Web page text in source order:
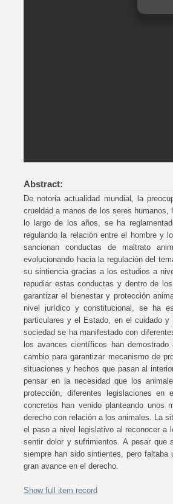
Abstract:
De notoria actualidad mundial, la
crueldad a manos de los seres
lo largo de los años, se ha
regulando la relación entre el hombre y
sancionan conductas de maltrato
evolucionando hacia la regulación del
su sintiencia gracias a los estudios a
repudiar estas conductas y dentro de
garantizar el bienestar y protección
nivel jurídico y constitucional, se ha
particulares y el Estado, en el cuidado
sociedad se ha manifestado con
los avances científicos han
cambio para garantizar mecanismo de
situaciones y hechos que pasan al
pensar en la necesidad que los
protección, diferentes legislaciones
concretos han venido planteando unos
derecho con relación a los animales. La
el paso a nivel legislativo al reconocer a
sentir dolor y sufrimientos. A pesar que
siempre han sido sintientes, pero
gran avance en el derecho.
Show full item record